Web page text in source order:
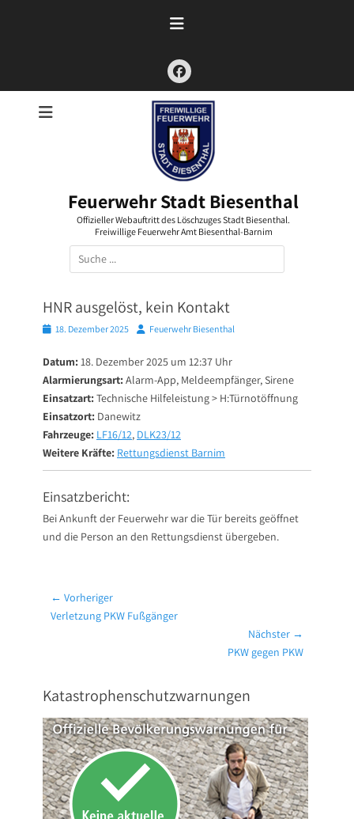
Facebook
Feuerwehr Stadt Biesenthal
Offizieller Webauftritt des Löschzuges Stadt Biesenthal.
Freiwillige Feuerwehr Amt Biesenthal-Barnim
Suchen
nach:
HNR ausgelöst, kein Kontakt
Posted18. Dezember 2025 AutorFeuerwehr Biesenthal
Datum: 18. Dezember 2025 um 12:37 Uhr
Alarmierungsart: Alarm-App, Meldeempfänger, Sirene
Einsatzart: Technische Hilfeleistung > H:Türnotöffnung
Einsatzort: Danewitz
Fahrzeuge: LF16/12, DLK23/12
Weitere Kräfte: Rettungsdienst Barnim
Einsatzbericht:
Bei Ankunft der Feuerwehr war die Tür bereits geöffnet
und die Person an den Rettungsdienst übergeben.
Beitragsnavigation
← Vorheriger
Vorheriger
Verletzung PKW Fußgänger
Nächster →
PKW gegen PKW
Katastrophenschutzwarnungen